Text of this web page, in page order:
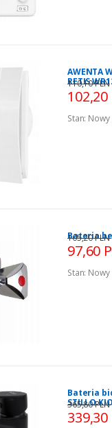
AWENTA
RETIS
102,20
110,10 PLN
Stan: Nowy
Bateria
97,60
105,20 PLN
Stan: Nowy
Bateria
STILLO
339,30
365,80 PLN